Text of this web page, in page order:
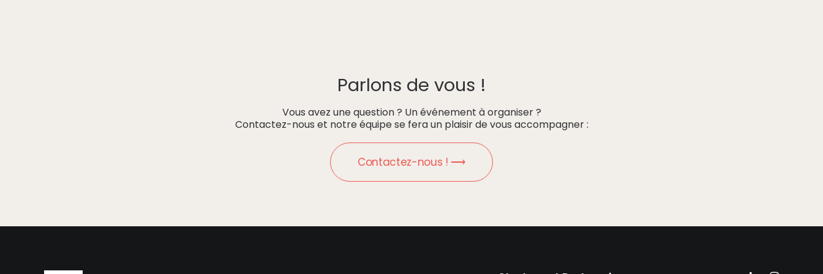
Parlons de vous !
Vous avez une question ? Un événement à organiser ?
Contactez-nous et notre équipe se fera un plaisir de vous accompagner :
Contactez-nous ! ⟶